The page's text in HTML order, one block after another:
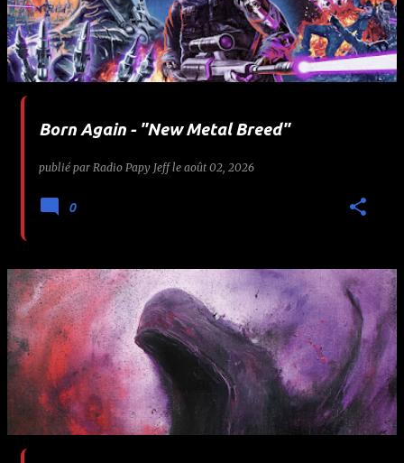
Born Again - "New Metal Breed"
publié par Radio Papy Jeff le août 02, 2026
0